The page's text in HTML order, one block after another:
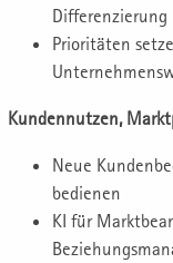
Prioritäten
Kundennutzen,
Neue
bedienen
KI für